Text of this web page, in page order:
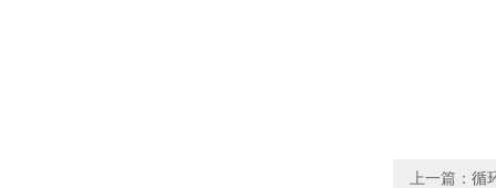
上一篇： 循